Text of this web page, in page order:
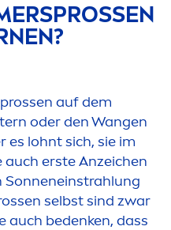
auf dem
oder den Wangen
es lohnt sich, sie im
auch erste Anzeichen
selbst sind zwar
auch bedenken, dass